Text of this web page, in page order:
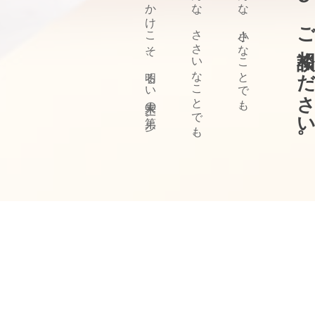
ぜひ、ご相
どんな、小さなことでも、
どんな、ささいなことでも、
きっかけこそ、明るい未来の第一歩。